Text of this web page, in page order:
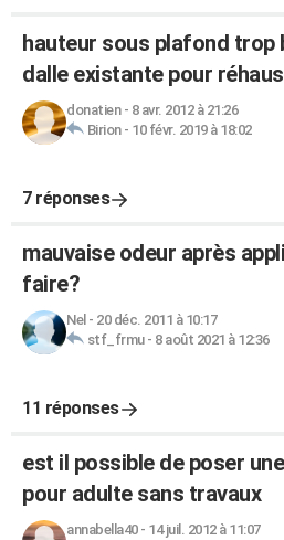
hauteur sous plafond trop
dalle existante pour
donatien- 8 avr. 2012 à 21:26
Birion- 10 févr. 2019 à 18:02
7 réponses
mauvaise odeur après
faire?
Nel - 20 déc. 2011 à 10:17
stf_frmu- 8 août 2021 à 12:36
11 réponses
est il possible de poser
pour adulte sans travaux
annabella40- 14 juil. 2012 à 11:07